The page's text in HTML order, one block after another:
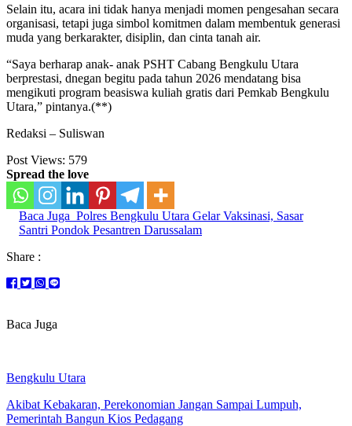
Selain itu, acara ini tidak hanya menjadi momen pengesahan secara
organisasi, tetapi juga simbol komitmen dalam membentuk generasi
muda yang berkarakter, disiplin, dan cinta tanah air.
“Saya berharap anak- anak PSHT Cabang Bengkulu Utara
berprestasi, dnegan begitu pada tahun 2026 mendatang bisa
mengikuti program beasiswa kuliah gratis dari Pemkab Bengkulu
Utara,” pintanya.(**)
Redaksi – Suliswan
Post Views: 579
Spread the love
Baca Juga Polres Bengkulu Utara Gelar Vaksinasi, Sasar
Santri Pondok Pesantren Darussalam
Share :
Baca Juga
Bengkulu Utara
Akibat Kebakaran, Perekonomian Jangan Sampai Lumpuh,
Pemerintah Bangun Kios Pedagang